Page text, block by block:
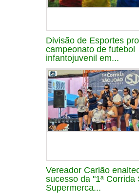
Divisão de Esportes
campeonato de futebol
infantojuvenil em...
Vereador Carlão
sucesso da "1ª Corrida
Supermerca...